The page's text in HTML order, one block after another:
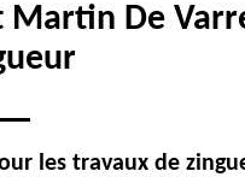
De
les travaux de